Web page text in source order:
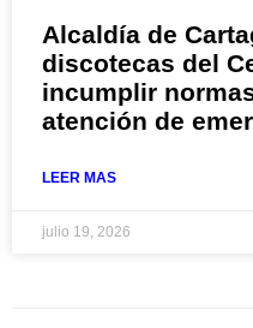
Alcaldía de
discotecas del
incumplir
atención de
LEER MAS
julio 19, 2026